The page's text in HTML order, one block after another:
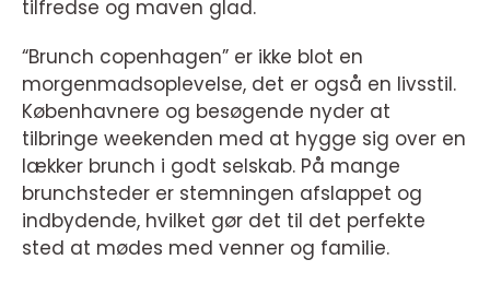
tilfredse og maven glad.
“Brunch copenhagen” er ikke blot en
morgenmadsoplevelse, det er også en livsstil.
Københavnere og besøgende nyder at
tilbringe weekenden med at hygge sig over en
lækker brunch i godt selskab. På mange
brunchsteder er stemningen afslappet og
indbydende, hvilket gør det til det perfekte
sted at mødes med venner og familie.